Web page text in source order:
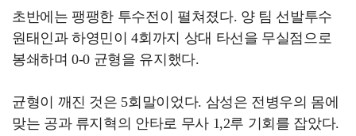
초반에는 팽팽한 투수전이 펼쳐졌다. 양 팀 선발투수
원태인과 하영민이 4회까지 상대 타선을 무실점으로
봉쇄하며 0-0 균형을 유지했다.
균형이 깨진 것은 5회말이었다. 삼성은 전병우의 몸에
맞는 공과 류지혁의 안타로 무사 1,2루 기회를 잡았다.